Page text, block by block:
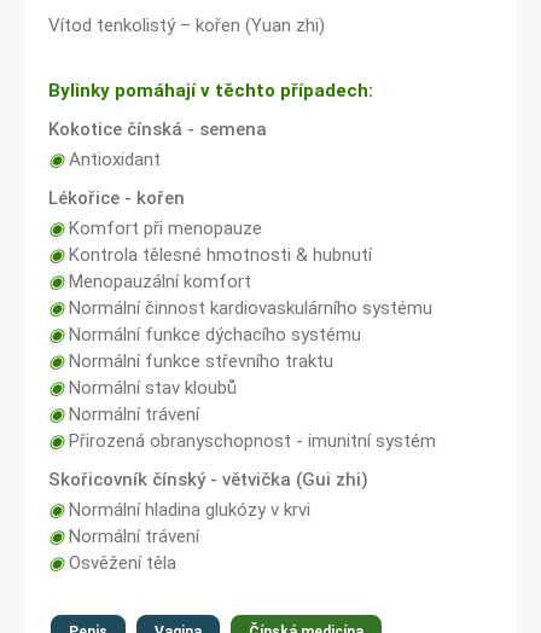
Vítod tenkolistý – kořen (Yuan zhi)
Bylinky pomáhají v těchto případech:
Kokotice čínská - semena
◉Antioxidant
Lékořice - kořen
◉Komfort při menopauze
◉Kontrola tělesné hmotnosti & hubnutí
◉Menopauzální komfort
◉Normální činnost kardiovaskulárního systému
◉Normální funkce dýchacího systému
◉Normální funkce střevního traktu
◉Normální stav kloubů
◉Normální trávení
◉Přirozená obranyschopnost - imunitní systém
Skořicovník čínský - větvička (Gui zhi)
◉Normální hladina glukózy v krvi
◉Normální trávení
◉Osvěžení těla